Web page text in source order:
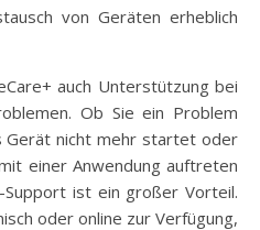
von Geräten erheblich
auch Unterstützung bei
Ob Sie ein Problem
nicht mehr startet oder
einer Anwendung auftreten
ist ein großer Vorteil.
oder online zur Verfügung,